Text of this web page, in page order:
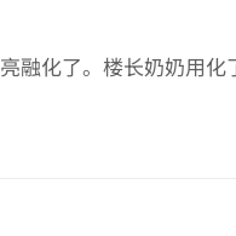
融化了。楼长奶奶用化